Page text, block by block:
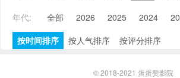
年代:
全部 2026 2025 2024
按时间排序
按人气排序 按评分排序
© 2018-2021 蛋蛋赞影院